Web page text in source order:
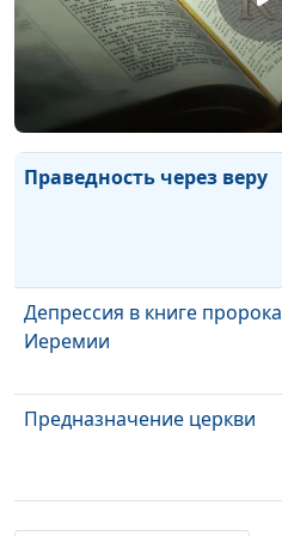
Детская вера или
инфантильность
Праведность через веру
Депрессия в книге пророка
Иеремии
Предназначение церкви
Профилактика разногласий